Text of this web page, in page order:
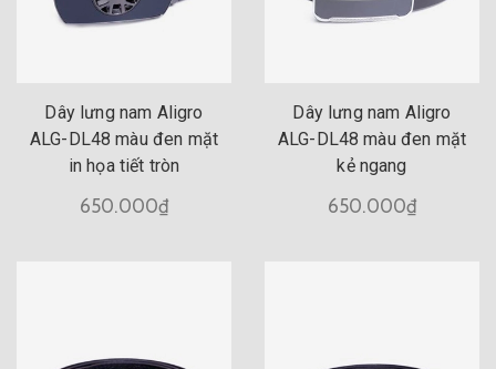
Dây lưng nam Aligro
ALG-DL48 màu đen mặt
in họa tiết tròn
650.000₫
Dây lưng nam Aligro
ALG-DL48 màu đen mặt
kẻ ngang
650.000₫